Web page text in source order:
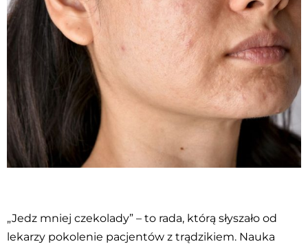
„Jedz mniej czekolady” – to rada, którą słyszało od
lekarzy pokolenie pacjentów z trądzikiem. Nauka